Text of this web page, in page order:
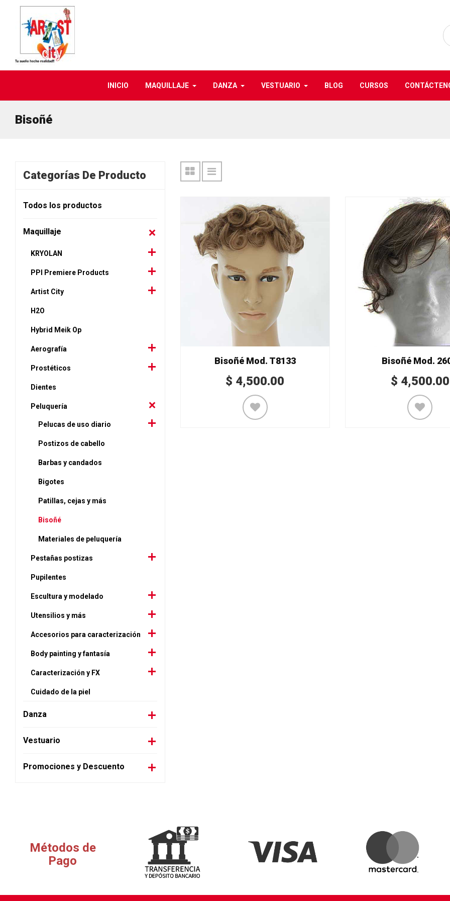
INICIO MAQUILLAJE DANZA VESTUARIO BLOG CURSOS
Bisoñé
Categorías De Producto
Todos los productos
Maquillaje
KRYOLAN
PPI Premiere Products
Artist City
H2O
Hybrid Meik Op
Aerografía
Prostéticos
Dientes
Peluquería
Pelucas de uso diario
Postizos de cabello
Barbas y candados
Bigotes
Patillas, cejas y más
Bisoñé
Materiales de peluquería
Pestañas postizas
Pupilentes
Escultura y modelado
Utensilios y más
Accesorios para caracterización
Body painting y fantasía
Caracterización y FX
Cuidado de la piel
Danza
Vestuario
Promociones y Descuento
Bisoñé Mod. T8133
$ 4,500.00
Bisoñé Mod.
$ 4,500.00
Métodos de
Pago